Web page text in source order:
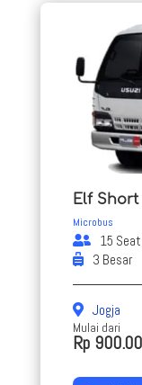
Elf Short
Microbus
15 Seat
3 Besar
Jogja
Mulai dari
Rp